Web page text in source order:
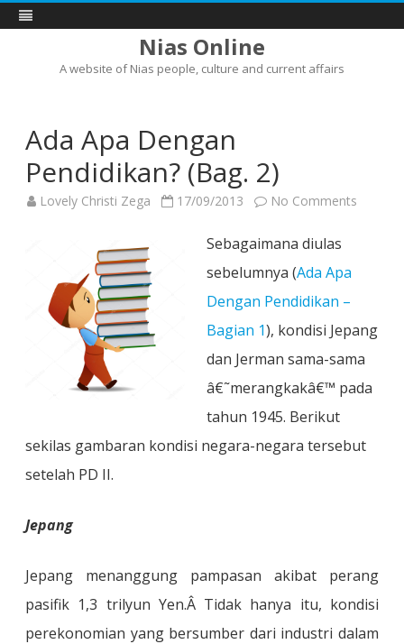
Nias Online
A website of Nias people, culture and current affairs
Ada Apa Dengan
Pendidikan? (Bag. 2)
Lovely Christi Zega 17/09/2013 No Comments
Sebagaimana diulas
sebelumnya (Ada Apa
Dengan Pendidikan –
Bagian 1), kondisi Jepang
dan Jerman sama-sama
â€˜merangkakâ€™ pada
tahun 1945. Berikut
sekilas gambaran kondisi negara-negara tersebut
setelah PD II.
Jepang
Jepang menanggung pampasan akibat perang
pasifik 1,3 trilyun Yen.Â Tidak hanya itu, kondisi
perekonomian yang bersumber dari industri dalam